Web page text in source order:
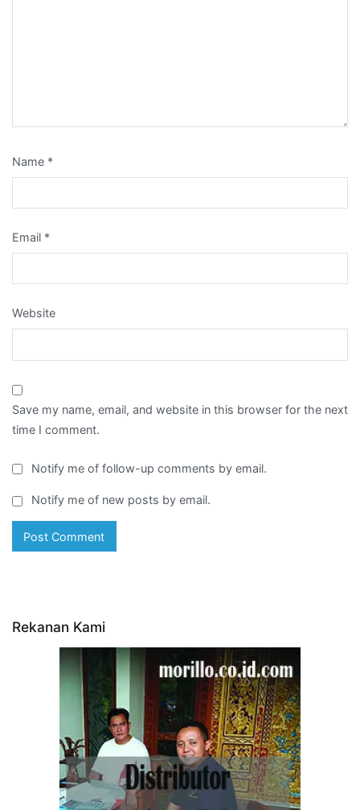
Name *
Email *
Website
Save my name, email, and website in this browser for the next
time I comment.
Notify me of follow-up comments by email.
Notify me of new posts by email.
Rekanan Kami